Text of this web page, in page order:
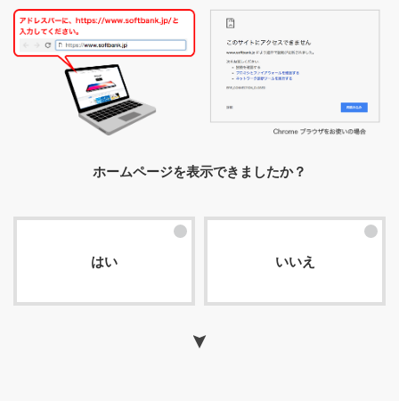
ホームページを表示できましたか？
はい いいえ